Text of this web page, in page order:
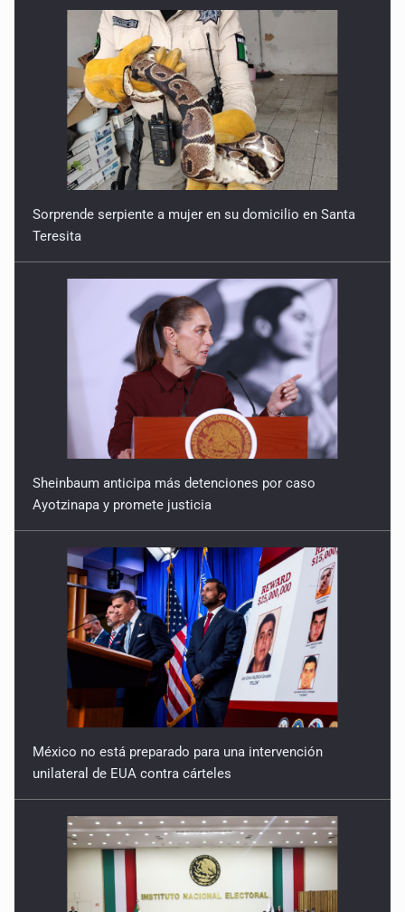
Sorprende serpiente a mujer en su domicilio en Santa
Sheinbaum anticipa más detenciones por caso
Ayotzinapa y promete justicia
México no está preparado para una intervención
unilateral de EUA contra cárteles